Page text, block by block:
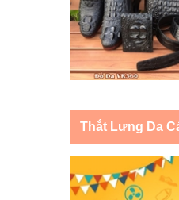
Thắt Lưng Da